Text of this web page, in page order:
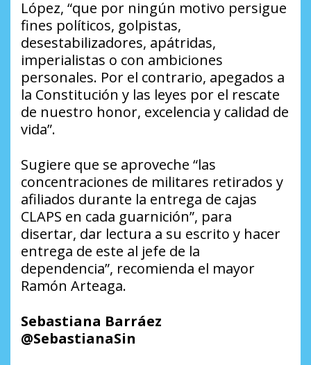
López, “que por ningún motivo persigue
fines políticos, golpistas,
desestabilizadores, apátridas,
imperialistas o con ambiciones
personales. Por el contrario, apegados a
la Constitución y las leyes por el rescate
de nuestro honor, excelencia y calidad de
vida”.
Sugiere que se aproveche “las
concentraciones de militares retirados y
afiliados durante la entrega de cajas
CLAPS en cada guarnición”, para
disertar, dar lectura a su escrito y hacer
entrega de este al jefe de la
dependencia”, recomienda el mayor
Ramón Arteaga.
Sebastiana Barráez
@SebastianaSin